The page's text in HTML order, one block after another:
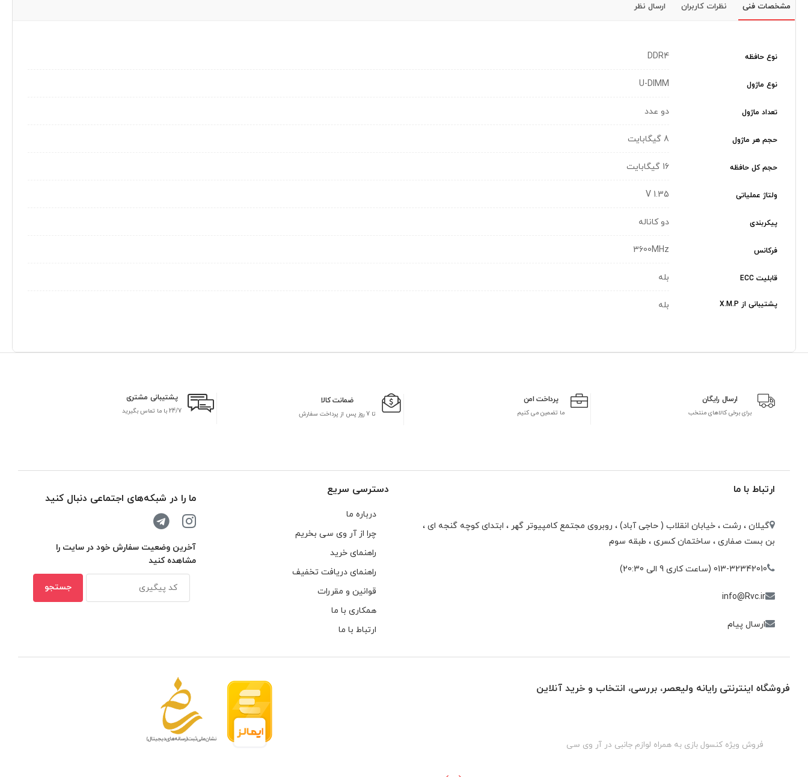
مشخصات فنی نظرات کاربران ارسال نظر
نوع حافظه DDR4
نوع ماژول U-DIMM
تعداد ماژول دو عدد
حجم هر ماژول 8 گیگابایت
حجم کل حافظه 16 گیگابایت
ولتاژ عملیاتی 1.35 V
پیکربندی دو کاناله
فرکانس 3600MHz
قابلیت ECC بله
پشتیبانی از X.M.P بله
ارسال رایگان
برای برخی کالاهای منتخب
پرداخت امن
ما تضمین می کنیم
ضمانت کالا
تا 7 روز پس از پرداخت سفارش
پشتیبانی مشتری
24/7 با ما تماس بگیرید
ارتباط با ما
گیلان ، رشت ، خيابان انقلاب ( حاجی آباد) ، روبروی مجتمع كامپيوتر گهر ، ابتدای كوچه گنجه ای ،
بن بست صفاری ، ساختمان كسری ، طبقه سوم
013-32342010 (ساعت کاری 9 الی 20:30)
info@Rvc.ir
ارسال پیام
دسترسی سریع
درباره ما
چرا از آر وی سی بخریم
راهنمای خرید
راهنمای دریافت تخفیف
قوانین و مقررات
همکاری با ما
ارتباط با ما
ما را در شبکه‌های اجتماعی دنبال کنید
آخرین وضعیت سفارش خود در سایت را
مشاهده کنید
فروشگاه اینترنتی رایانه ولیعصر، بررسی، انتخاب و خرید آنلاین
فروش ویژه کنسول بازی به همراه لوازم جانبی در آر وی سی هارهای اینترنال مخصوص دوربین های مدار بسته در ظرفیتهای مختلف